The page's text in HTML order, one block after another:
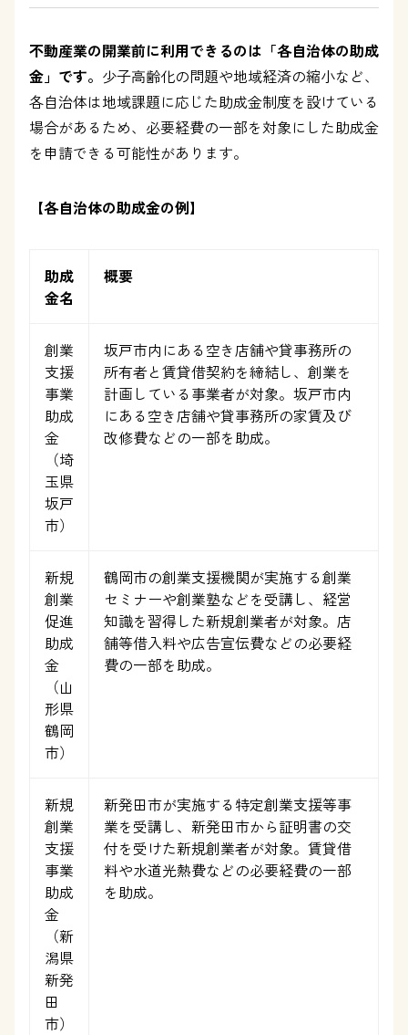
不動産業の開業前に利用できるのは「各自治体の助成
金」です。 少子高齢化の問題や地域経済の縮小など、
各自治体は地域課題に応じた助成金制度を設けている
場合があるため、必要経費の一部を対象にした助成金
を申請できる可能性があります。
【各自治体の助成金の例】
助成
金名
概要
創業
支援
事業
助成
金
（埼
玉県
坂戸
市）
坂戸市内にある空き店舗や貸事務所の
所有者と賃貸借契約を締結し、創業を
計画している事業者が対象。坂戸市内
にある空き店舗や貸事務所の家賃及び
改修費などの一部を助成。
新規
創業
促進
助成
金
（山
形県
鶴岡
市）
鶴岡市の創業支援機関が実施する創業
セミナーや創業塾などを受講し、経営
知識を習得した新規創業者が対象。店
舗等借入料や広告宣伝費などの必要経
費の一部を助成。
新規
創業
支援
事業
助成
金
（新
潟県
新発
田
市）
新発田市が実施する特定創業支援等事
業を受講し、新発田市から証明書の交
付を受けた新規創業者が対象。賃貸借
料や水道光熱費などの必要経費の一部
を助成。